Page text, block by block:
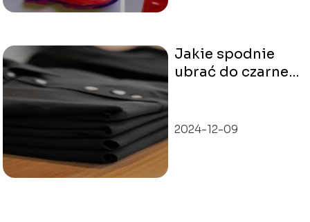
Jakie spodnie
ubrać do czarnej
2024-12-09